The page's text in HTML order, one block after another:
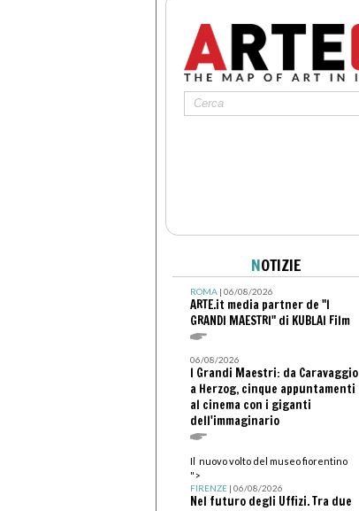
NOTIZIE
ROMA| 06/08/2026
ARTE.it media partner de "I
GRANDI MAESTRI" di KUBLAI Film
06/08/2026
I Grandi Maestri: da Caravaggio
a Herzog, cinque appuntamenti
al cinema con i giganti
dell'immaginario
Il nuovo volto del museo fiorentino
">
FIRENZE| 06/08/2026
Nel futuro degli Uffizi. Tra due